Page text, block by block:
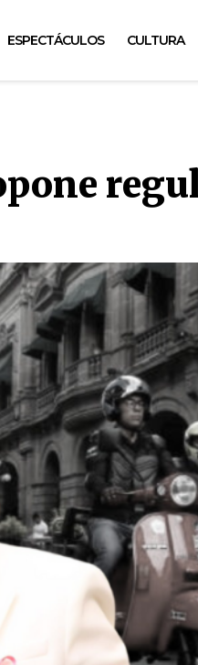
ESPECTÁCULOS CULTURA